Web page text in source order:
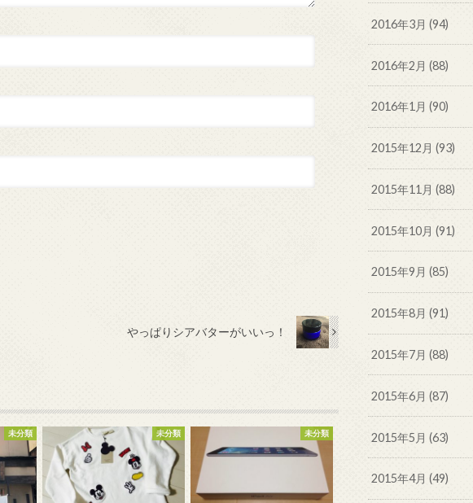
やっぱりシアバターがいいっ！
未分類 未分類 未分類
2016年3月 (94)
2016年2月 (88)
2016年1月 (90)
2015年12月 (93)
2015年11月 (88)
2015年10月 (91)
2015年9月 (85)
2015年8月 (91)
2015年7月 (88)
2015年6月 (87)
2015年5月 (63)
2015年4月 (49)